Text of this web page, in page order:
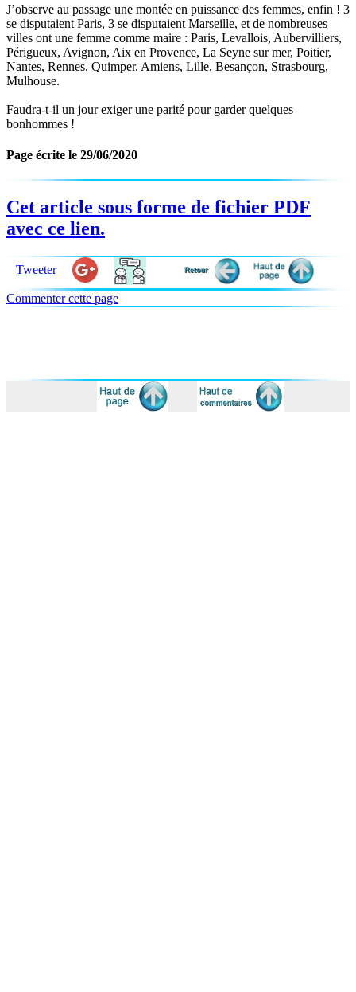
J’observe au passage une montée en puissance des femmes, enfin ! 3
se disputaient Paris, 3 se disputaient Marseille, et de nombreuses
villes ont une femme comme maire : Paris, Levallois, Aubervilliers,
Périgueux, Avignon, Aix en Provence, La Seyne sur mer, Poitier,
Nantes, Rennes, Quimper, Amiens, Lille, Besançon, Strasbourg,
Mulhouse.
Faudra-t-il un jour exiger une parité pour garder quelques
bonhommes !
Page écrite le 29/06/2020
Cet article sous forme de fichier PDF
avec ce lien.
Tweeter
Commenter cette page